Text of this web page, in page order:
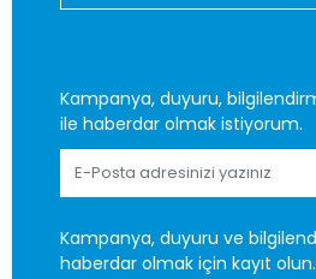
Kampanya, duyuru,
ile haberdar olmak istiyorum.
Kampanya, duyuru ve
haberdar olmak için kayıt olun.